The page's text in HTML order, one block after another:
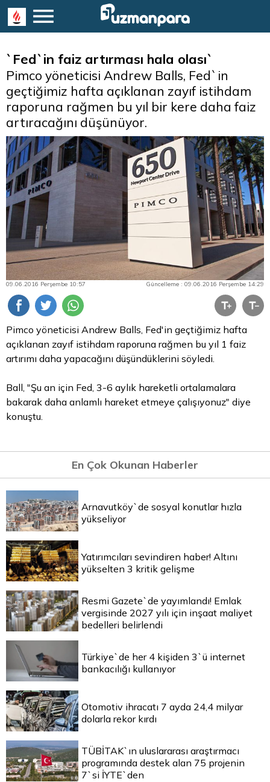
`Fed`in faiz artırması hala olası`
Pimco yöneticisi Andrew Balls, Fed`in
geçtiğimiz hafta açıklanan zayıf istihdam
raporuna rağmen bu yıl bir kere daha faiz
artıracağını düşünüyor.
09.06.2016 Perşembe 10:57 Güncelleme : 09.06.2016 Perşembe 14:29
Pimco yöneticisi Andrew Balls, Fed'in geçtiğimiz hafta
açıklanan zayıf istihdam raporuna rağmen bu yıl 1 faiz
artırımı daha yapacağını düşündüklerini söyledi.
Ball, "Şu an için Fed, 3-6 aylık hareketli ortalamalara
bakarak daha anlamlı hareket etmeye çalışıyonuz" diye
konuştu.
En Çok Okunan Haberler
Arnavutköy`de sosyal konutlar hızla
yükseliyor
Yatırımcıları sevindiren haber! Altını
yükselten 3 kritik gelişme
Resmi Gazete`de yayımlandı! Emlak
vergisinde 2027 yılı için inşaat maliyet
bedelleri belirlendi
Türkiye`de her 4 kişiden 3`ü internet
bankacılığı kullanıyor
Otomotiv ihracatı 7 ayda 24,4 milyar
dolarla rekor kırdı
TÜBİTAK`ın uluslararası araştırmacı
programında destek alan 75 projenin
7`si İYTE`den